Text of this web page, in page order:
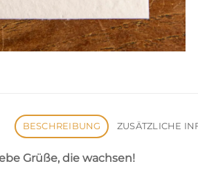
BESCHREIBUNG ZUSÄTZLICHE
Grüße, die wachsen!